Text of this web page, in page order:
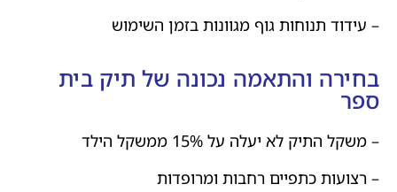
– עידוד תנוחות גוף מגוונות בזמן השימוש
בחירה והתאמה נכונה של תיק בית
ספר
– משקל התיק לא יעלה על 15% ממשקל הילד
– רצועות כתפיים רחבות ומרופדות